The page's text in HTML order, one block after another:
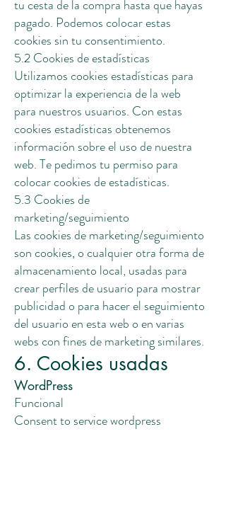
tu cesta de la compra hasta que hayas
pagado. Podemos colocar estas
cookies sin tu consentimiento.
5.2 Cookies de estadísticas
Utilizamos cookies estadísticas para
optimizar la experiencia de la web
para nuestros usuarios. Con estas
cookies estadísticas obtenemos
información sobre el uso de nuestra
web. Te pedimos tu permiso para
colocar cookies de estadísticas.
5.3 Cookies de
marketing/seguimiento
Las cookies de marketing/seguimiento
son cookies, o cualquier otra forma de
almacenamiento local, usadas para
crear perfiles de usuario para mostrar
publicidad o para hacer el seguimiento
del usuario en esta web o en varias
webs con fines de marketing similares.
6. Cookies usadas
WordPress
Funcional
Consent to service wordpress